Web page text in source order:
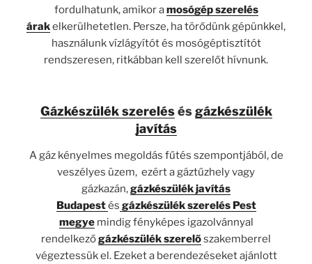
fordulhatunk, amikor amosógép szerelés
árakelkerülhetetlen. Persze, ha törődünk gépünkkel,
használunk vízlágyítót és mosógéptisztítót
rendszeresen, ritkábban kell szerelőt hívnunk.
Gázkészülék szerelésésgázkészülék
javítás
A gáz kényelmes megoldás fűtés szempontjából, de
veszélyes üzem, ezért a gáztűzhely vagy
gázkazán,gázkészülék javítás
Budapestés gázkészülék szerelés Pest
megyemindig fényképes igazolvánnyal
rendelkezőgázkészülék szerelőszakemberrel
végeztessük el. Ezeket a berendezéseket ajánlott